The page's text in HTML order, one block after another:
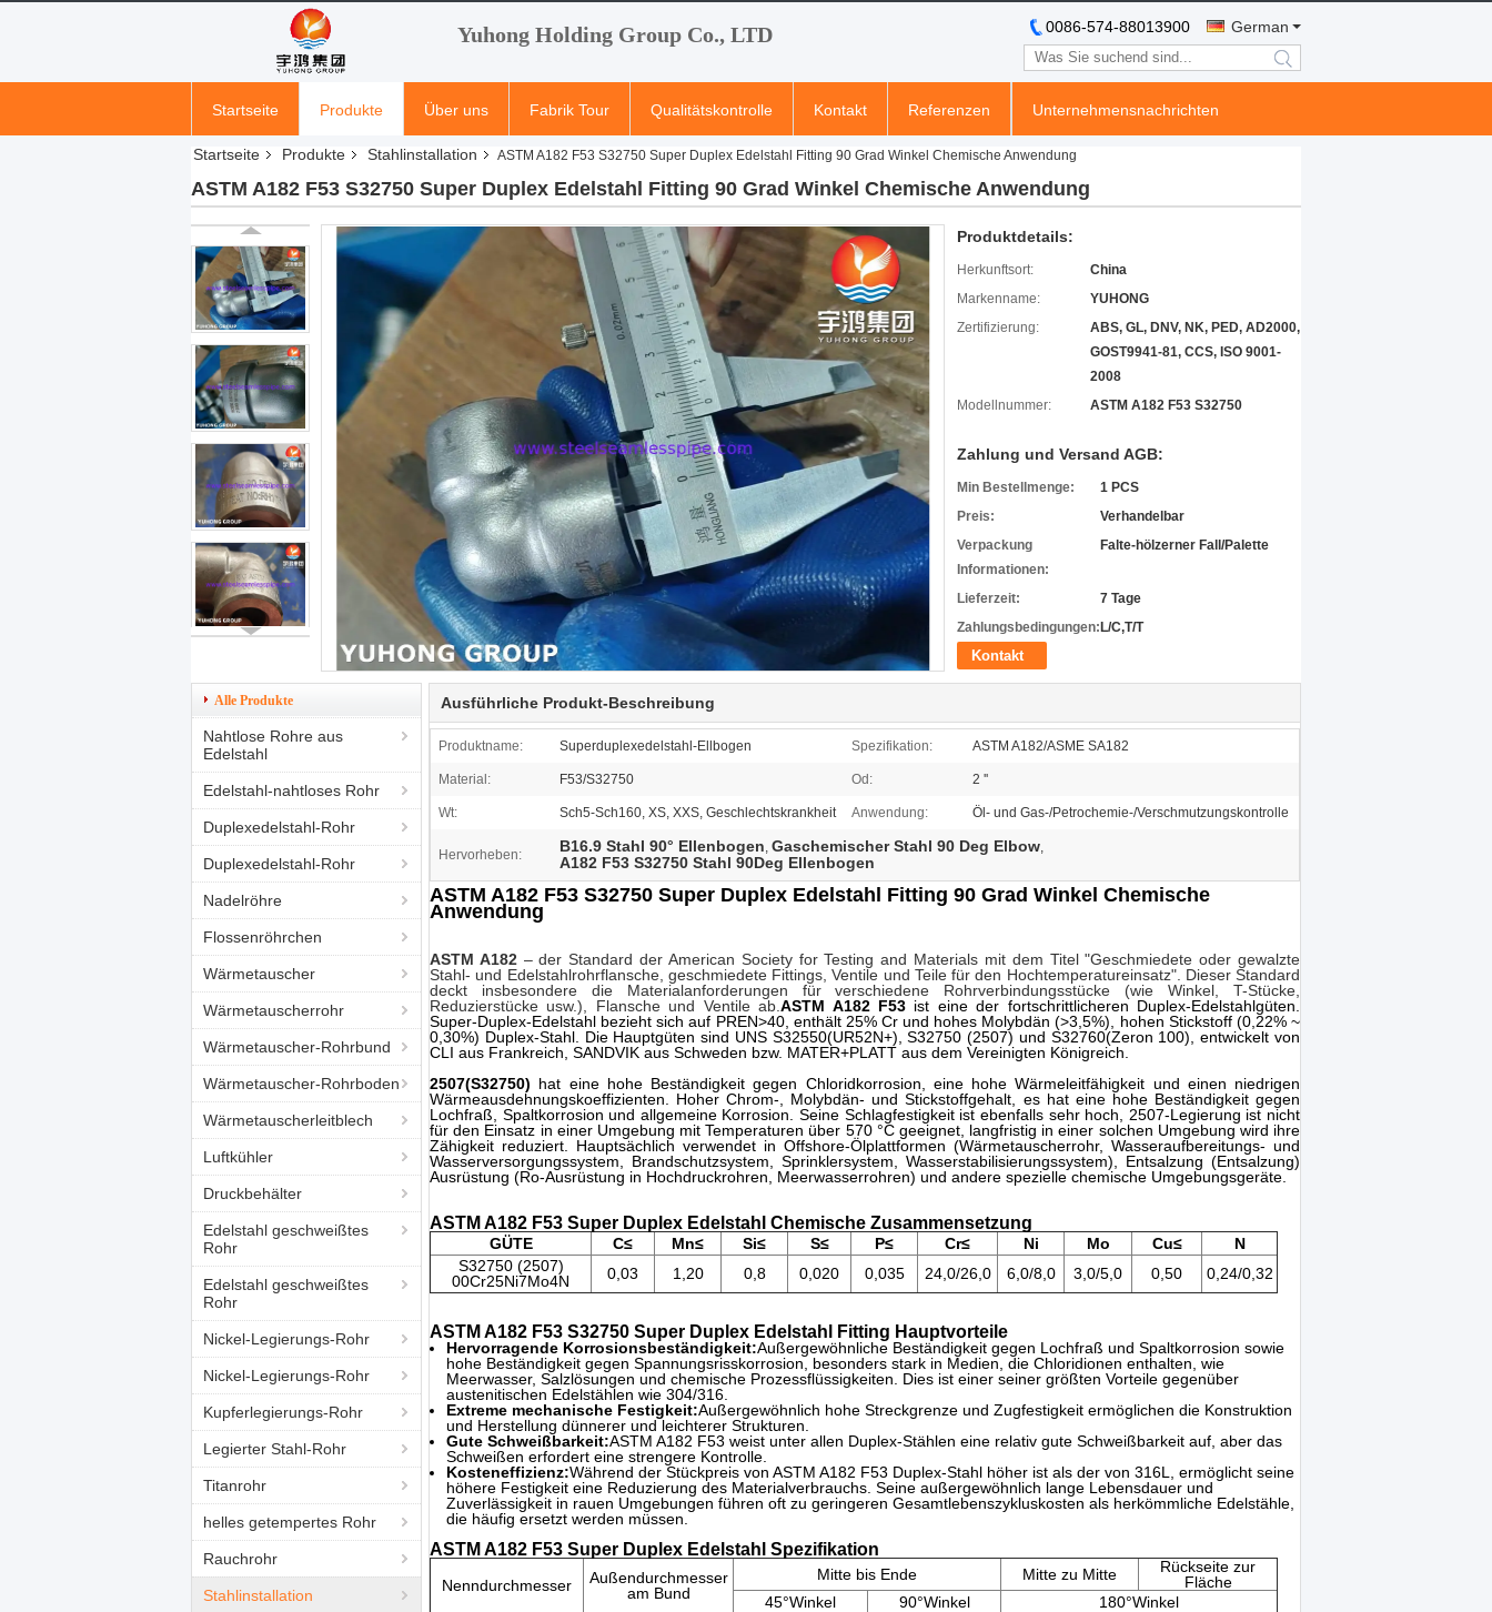
Yuhong Holding Group Co., LTD German
0086-574-88013900
search
Startseite Produkte Über uns Fabrik Tour Qualitätskontrolle Kontakt Referenzen Unternehmensnachrichten
Startseite Produkte Stahlinstallation ASTM A182 F53 S32750 Super Duplex Edelstahl Fitting 90 Grad Winkel Chemische Anwendung
ASTM A182 F53 S32750 Super Duplex Edelstahl Fitting 90 Grad Winkel Chemische Anwendung
Produktdetails:
Herkunftsort:
China
Markenname:
YUHONG
Zertifizierung:
ABS, GL, DNV, NK, PED, AD2000,
GOST9941-81, CCS, ISO 9001-
2008
Modellnummer:
ASTM A182 F53 S32750
Zahlung und Versand AGB:
Min Bestellmenge:
1 PCS
Preis:
Verhandelbar
Verpackung
Informationen:
Falte-hölzerner Fall/Palette
Lieferzeit:
7 Tage
Zahlungsbedingungen: L/C,T/T
Kontakt
Alle Produkte
Nahtlose Rohre aus
Edelstahl
Edelstahl-nahtloses Rohr
Duplexedelstahl-Rohr
Duplexedelstahl-Rohr
Nadelröhre
Flossenröhrchen
Wärmetauscher
Wärmetauscherrohr
Wärmetauscher-Rohrbund
Wärmetauscher-Rohrboden
Wärmetauscherleitblech
Luftkühler
Druckbehälter
Edelstahl geschweißtes
Rohr
Edelstahl geschweißtes
Rohr
Nickel-Legierungs-Rohr
Nickel-Legierungs-Rohr
Kupferlegierungs-Rohr
Legierter Stahl-Rohr
Titanrohr
helles getempertes Rohr
Rauchrohr
Stahlinstallation
Ausführliche Produkt-Beschreibung
Produktname: Superduplexedelstahl-Ellbogen Spezifikation: ASTM A182/ASME SA182
Material: F53/S32750 Od: 2 ''
Wt: Sch5-Sch160, XS, XXS, Geschlechtskrankheit Anwendung: Öl- und Gas-/Petrochemie-/Verschmutzungskontrolle
Hervorheben: B16.9 Stahl 90° Ellenbogen, Gaschemischer Stahl 90 Deg Elbow,
A182 F53 S32750 Stahl 90Deg Ellenbogen
ASTM A182 F53 S32750 Super Duplex Edelstahl Fitting 90 Grad Winkel Chemische
Anwendung
ASTM A182– der Standard der American Society for Testing and Materials mit dem Titel "Geschmiedete oder gewalzte
Stahl- und Edelstahlrohrflansche, geschmiedete Fittings, Ventile und Teile für den Hochtemperatureinsatz". Dieser Standard
deckt insbesondere die Materialanforderungen für verschiedene Rohrverbindungsstücke (wie Winkel, T-Stücke,
Reduzierstücke usw.), Flansche und Ventile ab.ASTM A182 F53ist eine der fortschrittlicheren Duplex-Edelstahlgüten.
Super-Duplex-Edelstahl bezieht sich auf PREN>40, enthält 25% Cr und hohes Molybdän (>3,5%), hohen Stickstoff (0,22% ~
0,30%) Duplex-Stahl. Die Hauptgüten sind UNS S32550(UR52N+), S32750 (2507) und S32760(Zeron 100), entwickelt von
CLI aus Frankreich, SANDVIK aus Schweden bzw. MATER+PLATT aus dem Vereinigten Königreich.
2507(S32750) hat eine hohe Beständigkeit gegen Chloridkorrosion, eine hohe Wärmeleitfähigkeit und einen niedrigen
Wärmeausdehnungskoeffizienten. Hoher Chrom-, Molybdän- und Stickstoffgehalt, es hat eine hohe Beständigkeit gegen
Lochfraß, Spaltkorrosion und allgemeine Korrosion. Seine Schlagfestigkeit ist ebenfalls sehr hoch, 2507-Legierung ist nicht
für den Einsatz in einer Umgebung mit Temperaturen über 570 °C geeignet, langfristig in einer solchen Umgebung wird ihre
Zähigkeit reduziert. Hauptsächlich verwendet in Offshore-Ölplattformen (Wärmetauscherrohr, Wasseraufbereitungs- und
Wasserversorgungssystem, Brandschutzsystem, Sprinklersystem, Wasserstabilisierungssystem), Entsalzung (Entsalzung)
Ausrüstung (Ro-Ausrüstung in Hochdruckrohren, Meerwasserrohren) und andere spezielle chemische Umgebungsgeräte.
ASTM A182 F53 Super Duplex Edelstahl Chemische Zusammensetzung
GÜTE C≤ Mn≤ Si≤ S≤ P≤ Cr≤ Ni Mo Cu≤
N
S32750 (2507)
00Cr25Ni7Mo4N
0,03 1,20 0,8 0,020 0,035 24,0/26,0 6,0/8,0 3,0/5,0 0,50 0,24/0,32
ASTM A182 F53 S32750 Super Duplex Edelstahl Fitting Hauptvorteile
Hervorragende Korrosionsbeständigkeit:Außergewöhnliche Beständigkeit gegen Lochfraß und Spaltkorrosion sowie
hohe Beständigkeit gegen Spannungsrisskorrosion, besonders stark in Medien, die Chloridionen enthalten, wie
Meerwasser, Salzlösungen und chemische Prozessflüssigkeiten. Dies ist einer seiner größten Vorteile gegenüber
austenitischen Edelstählen wie 304/316.
Extreme mechanische Festigkeit:Außergewöhnlich hohe Streckgrenze und Zugfestigkeit ermöglichen die Konstruktion
und Herstellung dünnerer und leichterer Strukturen.
Gute Schweißbarkeit:ASTM A182 F53 weist unter allen Duplex-Stählen eine relativ gute Schweißbarkeit auf, aber das
Schweißen erfordert eine strengere Kontrolle.
Kosteneffizienz:Während der Stückpreis von ASTM A182 F53 Duplex-Stahl höher ist als der von 316L, ermöglicht seine
höhere Festigkeit eine Reduzierung des Materialverbrauchs. Seine außergewöhnlich lange Lebensdauer und
Zuverlässigkeit in rauen Umgebungen führen oft zu geringeren Gesamtlebenszykluskosten als herkömmliche Edelstähle,
die häufig ersetzt werden müssen.
ASTM A182 F53 Super Duplex Edelstahl Spezifikation
Nenndurchmesser
Außendurchmesser
am Bund
Mitte bis Ende Mitte zu Mitte
Rückseite zur
Fläche
45°Winkel
90°Winkel
180°Winkel